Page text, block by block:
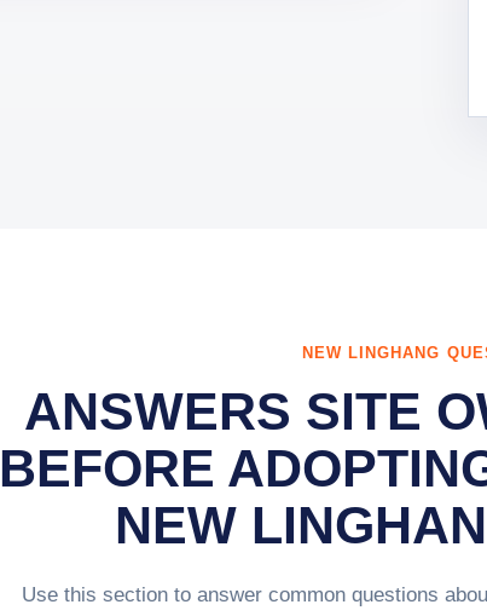
NEW LINGHANG
ANSWERS SITE
BEFORE
NEW
Use this section to answer common questions